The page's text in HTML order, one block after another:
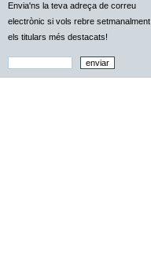
Envia'ns la teva adreça de correu
electrònic si vols rebre setmanalment
els titulars més destacats!